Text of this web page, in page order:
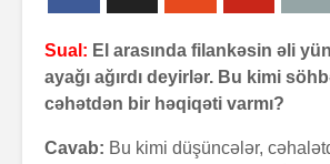
Sual: El arasında filankəsin əli
ayağı ağırdı deyirlər. Bu kimi
cəhətdən bir həqiqəti varmı?
Cavab: Bu kimi düşüncələr,